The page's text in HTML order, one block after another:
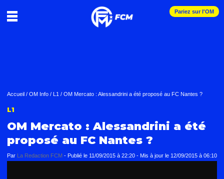
Pariez sur l'OM
Accueil / OM Info / L1 / OM Mercato : Alessandrini a été proposé au FC Nantes ?
L1
OM Mercato : Alessandrini a été
proposé au FC Nantes ?
Par La Redaction FCM - Publié le 11/09/2015 à 22:20 - Mis à jour le 12/09/2015 à 06:10